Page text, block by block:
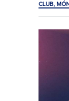
CLUB,